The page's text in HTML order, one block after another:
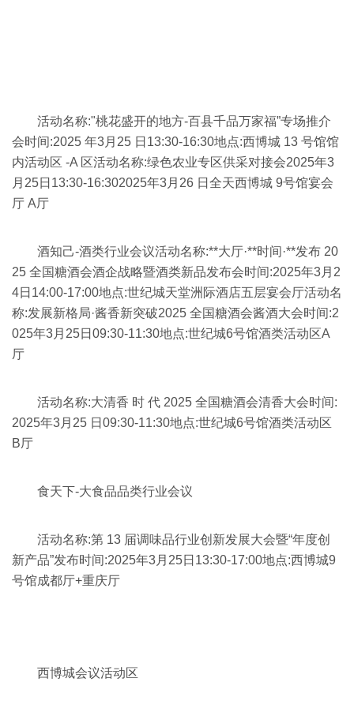
活动名称:"桃花盛开的地方-百县千品万家福”专场推介
会时间:2025 年3月25 日13:30-16:30地点:西博城 13 号馆馆
内活动区 -A 区活动名称:绿色农业专区供采对接会2025年3
月25日13:30-16:302025年3月26 日全天西博城 9号馆宴会
厅 A厅
酒知己-酒类行业会议活动名称:**大厅·**时间·**发布 20
25 全国糖酒会酒企战略暨酒类新品发布会时间:2025年3月2
4日14:00-17:00地点:世纪城天堂洲际酒店五层宴会厅活动名
称:发展新格局·酱香新突破2025 全国糖酒会酱酒大会时间:2
025年3月25日09:30-11:30地点:世纪城6号馆酒类活动区A
厅
活动名称:大清香 时 代 2025 全国糖酒会清香大会时间:
2025年3月25 日09:30-11:30地点:世纪城6号馆酒类活动区
B厅
食天下-大食品品类行业会议
活动名称:第 13 届调味品行业创新发展大会暨“年度创
新产品”发布时间:2025年3月25日13:30-17:00地点:西博城9
号馆成都厅+重庆厅
西博城会议活动区